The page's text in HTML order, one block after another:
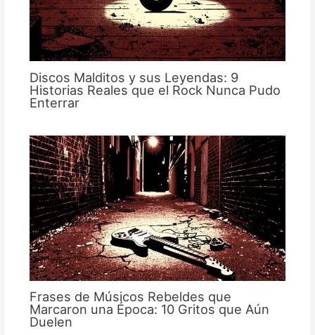
Discos Malditos y sus Leyendas: 9
Historias Reales que el Rock Nunca Pudo
Enterrar
Frases de Músicos Rebeldes que
Marcaron una Época: 10 Gritos que Aún
Duelen